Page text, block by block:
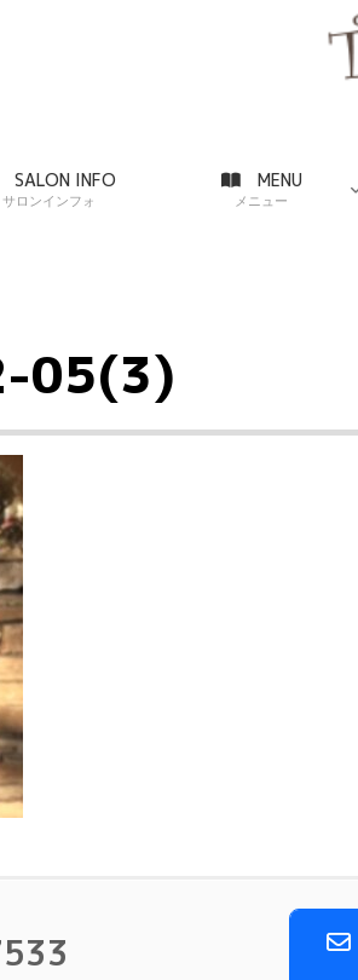
SALON INFO
サロンインフォ
MENU
メニュー
05(3)